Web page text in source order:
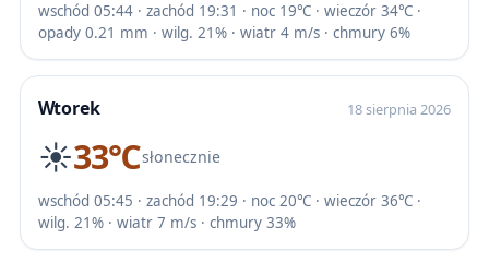
wschód 05:44 · zachód 19:31 · noc 19℃ · wieczór 34℃ ·
opady 0.21 mm · wilg. 21% · wiatr 4 m/s · chmury 6%
Wtorek 18 sierpnia 2026
☀️33℃słonecznie
wschód 05:45 · zachód 19:29 · noc 20℃ · wieczór 36℃ ·
wilg. 21% · wiatr 7 m/s · chmury 33%